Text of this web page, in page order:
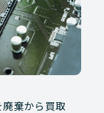
廃棄から買取